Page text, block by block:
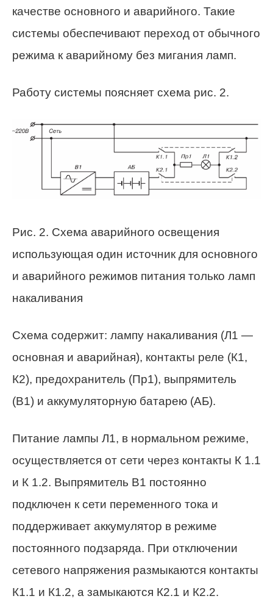
качестве основного и аварийного. Такие
системы обеспечивают переход от обычного
режима к аварийному без мигания ламп.
Работу системы поясняет схема рис. 2.
Рис. 2. Схема аварийного освещения
использующая один источник для основного
и аварийного режимов питания только ламп
накаливания
Схема содержит: лампу накаливания (Л1 —
основная и аварийная), контакты реле (К1,
К2), предохранитель (Пр1), выпрямитель
(В1) и аккумуляторную батарею (АБ).
Питание лампы Л1, в нормальном режиме,
осуществляется от сети через контакты К 1.1
и К 1.2. Выпрямитель В1 постоянно
подключен к сети переменного тока и
поддерживает аккумулятор в режиме
постоянного подзаряда. При отключении
сетевого напряжения размыкаются контакты
К1.1 и К1.2, а замыкаются К2.1 и К2.2.